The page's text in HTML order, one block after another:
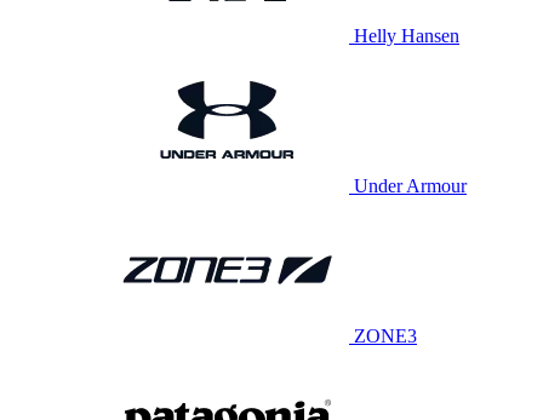
Helly Hansen
Under Armour
ZONE3